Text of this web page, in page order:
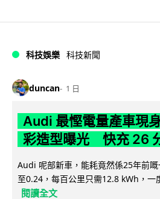
科技娛樂 科技新聞
duncan 1 日
Audi 最慳電量產車
彩造型曝光 快充 26
Audi 呢部新車，能耗竟然係25年前
至0.24，每百公里只需12.8 kWh，一
閱讀全文